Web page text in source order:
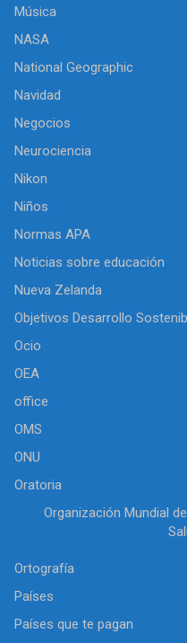
Música
NASA
National Geographic
Navidad
Negocios
Neurociencia
Nikon
Niños
Normas APA
Noticias sobre educación
Nueva Zelanda
Objetivos Desarrollo
Ocio
OEA
office
OMS
ONU
Oratoria
Organización Mundial
Ortografía
Países
Países que te pagan